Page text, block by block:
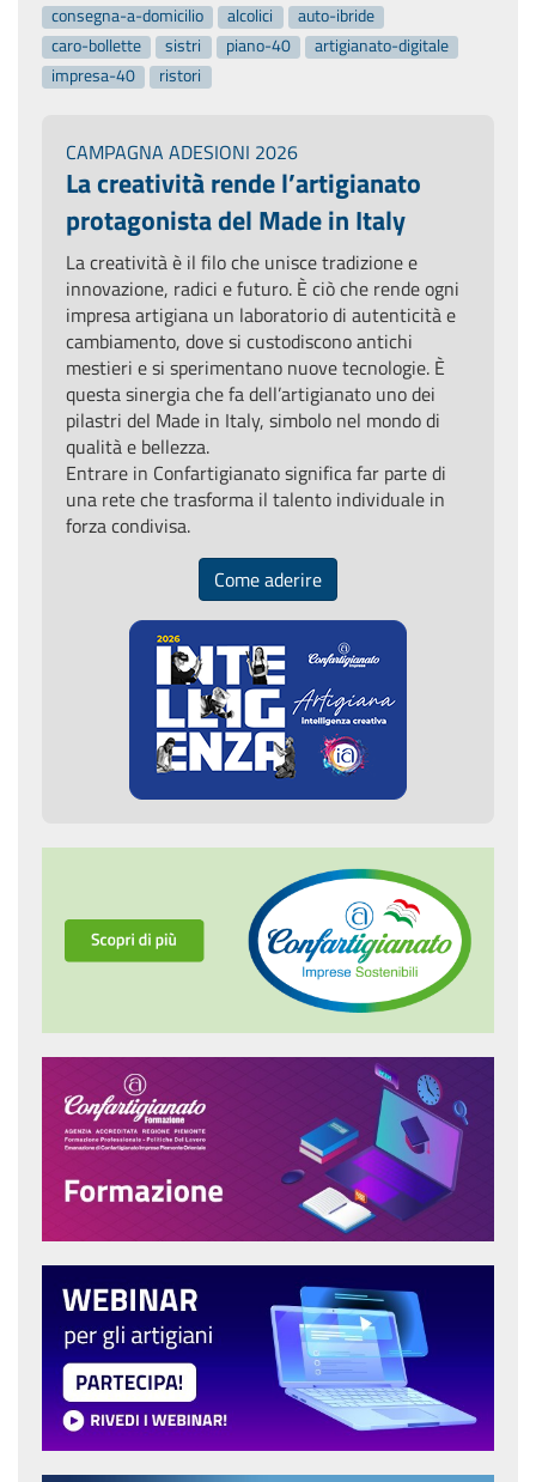
consegna-a-domicilio
alcolici
auto-ibride
caro-bollette
sistri piano-40
artigianato-digitale
impresa-40
ristori
CAMPAGNA ADESIONI 2026
La creatività rende l’artigianato
protagonista del Made in Italy
La creatività è il filo che unisce tradizione e
innovazione, radici e futuro. È ciò che rende ogni
impresa artigiana un laboratorio di autenticità e
cambiamento, dove si custodiscono antichi
mestieri e si sperimentano nuove tecnologie. È
questa sinergia che fa dell’artigianato uno dei
pilastri del Made in Italy, simbolo nel mondo di
qualità e bellezza.
Entrare in Confartigianato significa far parte di
una rete che trasforma il talento individuale in
forza condivisa.
Come aderire